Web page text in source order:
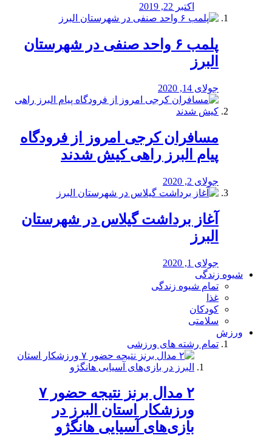
اکتبر 22, 2019
پلمب ۶ واحد صنفی در شهرستان
البرز
جولای 14, 2020
مسافران کرجی امروز از فرودگاه
پیام البرز راهی کیش شدند
جولای 2, 2020
آغاز برداشت گیلاس در شهرستان
البرز
جولای 1, 2020
شیوه زندگی
تمام شیوه زندگی
غذا
کودکان
سلامتی
ورزش
تمام رشته های ورزشی
۲ مدال برنز نتیجه حضور ۷
ورزشکار استان البرز در
بازی‌های آسیایی هانگژو